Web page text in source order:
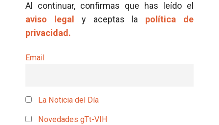
Al continuar, confirmas que has leído el
aviso legal
y aceptas la política de
privacidad.
Email
La Noticia del Día
Novedades gTt-VIH